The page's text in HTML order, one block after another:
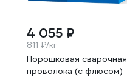
4 055 ₽
811 ₽/кг
Порошковая сварочная
проволока (с флюсом)